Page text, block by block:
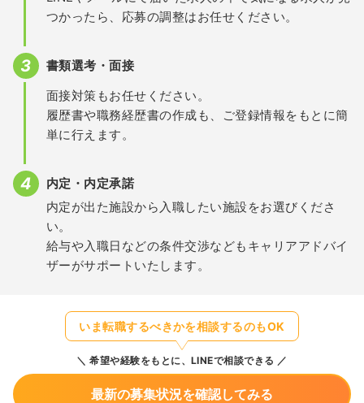
つかったら、応募の調整はお任せください。
書類選考・面接
面接対策もお任せください。
履歴書や職務経歴書の作成も、ご登録情報をもとに簡
単に行えます。
内定・内定承諾
内定が出た施設から入職したい施設をお選びくださ
い。
給与や入職日などの条件交渉などもキャリアアドバイ
ザーがサポートいたします。
いま転職するべきかを相談するのもOK
希望や経験をもとに、LINEで相談できる
最新の募集状況を確認してみる